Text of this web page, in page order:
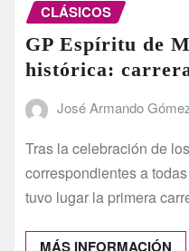
CLÁSICOS
GP Espíritu de
histórica:
José Armando
Tras la celebración de
correspondientes a
tuvo lugar la primera
MÁS INFORMACIÓN